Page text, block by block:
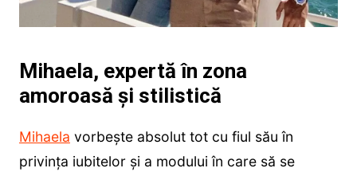
Mihaela, expertă în zona
amoroasă și stilistică
Mihaela vorbește absolut tot cu fiul său în
privința iubitelor și a modului în care să se